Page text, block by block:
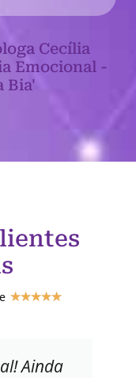
Cecília
Emocional -
Bia'
★★★★★
Ainda